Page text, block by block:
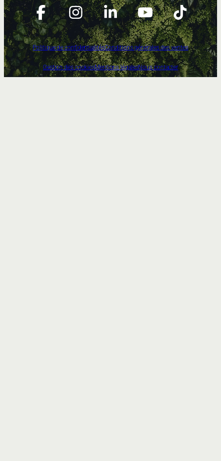
Politique de confidentialitésConditions générales des ventes
Gestion des cookiesMentions légalesNous contacter